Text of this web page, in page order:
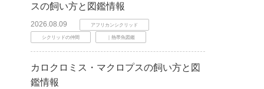
スの飼い方と図鑑情報
2026.08.09 アフリカンシクリッド
シクリッドの仲間 ｜熱帯魚図鑑
カロクロミス・マクロプスの飼い方と図
鑑情報